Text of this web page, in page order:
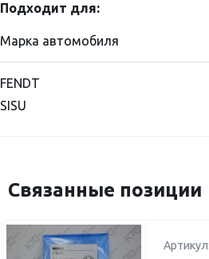
Подходит для:
Марка автомобиля
FENDT
SISU
Связанные позиции